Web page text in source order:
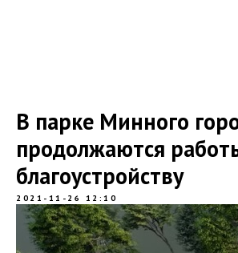
В парке Минного
продолжаются
благоустройству
2021-11-26 12:10